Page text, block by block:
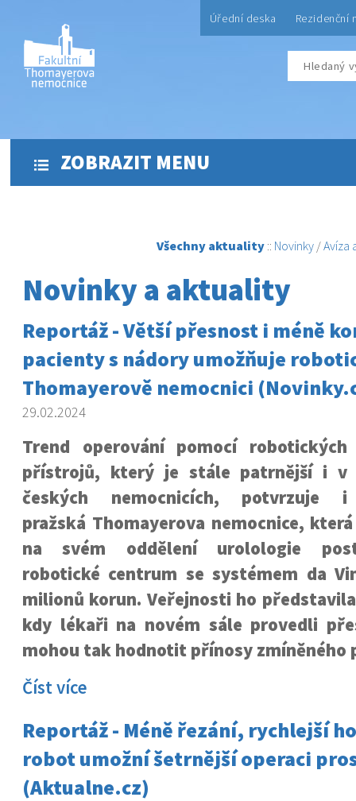
Úřední deska Rezidenční
ZOBRAZIT MENU
Všechny aktuality :: Novinky /Avíza
Novinky a aktuality
Reportáž - Větší přesnost i méně
pacienty s nádory umožňuje
Thomayerově nemocnici
29.02.2024
Trend operování pomocí robotických
přístrojů, který je stále patrnější i v
českých nemocnicích, potvrzuje i
pražská Thomayerova nemocnice,
na svém oddělení urolologie
robotické centrum se systémem da
milionů korun. Veřejnosti ho
kdy lékaři na novém sále provedli
mohou tak hodnotit přínosy zmíněného
Číst více
Reportáž - Méně řezání, rychlejší
robot umožní šetrnější operaci
(Aktualne.cz)